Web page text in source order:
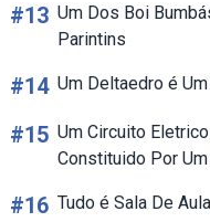
#13 Um Dos Boi
Parintins
#14 Um Deltaedro é
#15 Um Circuito
Constituido Por
#16 Tudo é Sala De Aula